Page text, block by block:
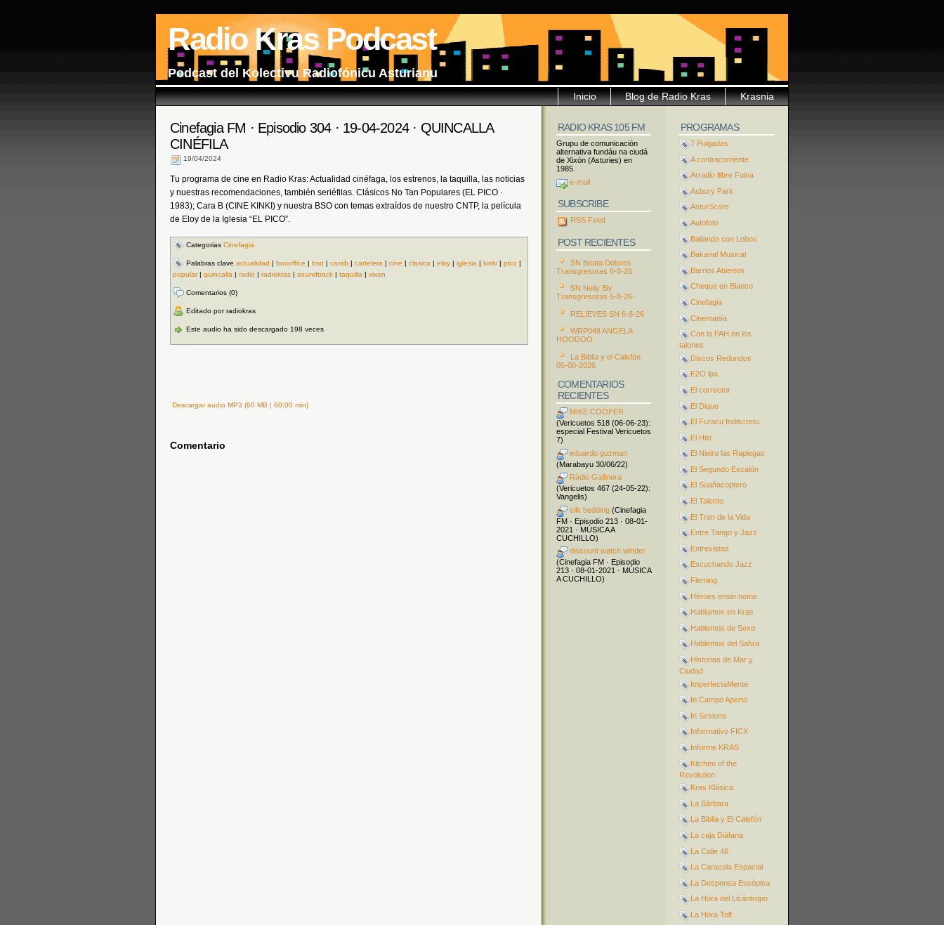
Radio Kras Podcast
Podcast del Kolectivu Radiofónicu Asturianu
Krasnia
Blog de Radio Kras
Inicio
Cinefagia FM · Episodio 304 · 19-04-2024 · QUINCALLA
CINÉFILA
19/04/2024
Tu programa de cine en Radio Kras: Actualidad cinéfaga, los estrenos, la taquilla, las noticias
y nuestras recomendaciones, también seriéfilas. Clásicos No Tan Populares (EL PICO ·
1983); Cara B (CINE KINKI) y nuestra BSO con temas extraídos de nuestro CNTP, la película
de Eloy de la Iglesia “EL PICO”.
Categorias Cinefagia
Palabras clave actualidad | boxoffice | bso | carab | cartelera | cine | clasico | eloy | iglesia | kinki | pico |
popular| quincalla | radio | radiokras | soundtrack | taquilla | xixon
Comentarios (0)
Editado por radiokras
Este audio ha sido descargado 198 veces
Descargar audio MP3 (60 MB | 60:00 min)
Comentario
PROGRAMAS
7 Pulgadas
A contracorriente
Arradio llibre Fuina
Asbury Park
AsturScore
Autofoto
Bailando con Lobos
Bakanal Musical
Barrios Abiertos
Cheque en Blanco
Cinefagia
Cinemanía
Con la PAH en los
talones
Discos Redondos
E2O lpa
El corrector
El Dique
El Furacu Indiscretu
El Hilo
El Nieiru las Rapiegas
El Segundo Escalón
El Suañacoptero
El Talento
El Tren de la Vida
Entre Tango y Jazz
Entrevistas
Escuchando Jazz
Fleming
Héroes ensin nome
Hablamos en Kras
Hablemos de Sexo
Hablemos del Sahra
Historias de Mar y
Ciudad
ImperfectaMente
In Campo Aperto
In Sesions
Informativo FICX
Informe KRAS
Kitchen of the
Revolution
Kras Klásica
La Bárbara
La Biblia y El Calefón
La caja Diáfana
La Calle 46
La Caracola Espacial
La Despensa Escópica
La Hora del Licántropo
La Hora Tolf
RADIO KRAS 105 FM
Grupu de comunicación
alternativa fundáu na ciudá
de Xixón (Asturies) en
1985.
e-mail
SUBSCRIBE
RSS Feed
POST RECIENTES
SN Beata Dolores
Transgresoras 6-8-26
SN Nelly Bly
Transgresoras 6-8-26-
RELIEVES SN 6-8-26
WRP048 ANGELA
HOODOO
La Biblia y el Calefón
05-08-2026
COMENTARIOS
RECIENTES
MIKE COOPER
(Vericuetos 518 (06-06-23):
especial Festival Vericuetos
7)
eduardo guzman
(Marabayu 30/06/22)
Ràdio Gallinera
(Vericuetos 467 (24-05-22):
Vangelis)
silk bedding (Cinefagia
FM · Episodio 213 · 08-01-
2021 · MÚSICA A
CUCHILLO)
discount watch winder
(Cinefagia FM · Episodio
213 · 08-01-2021 · MÚSICA
A CUCHILLO)